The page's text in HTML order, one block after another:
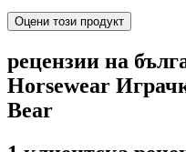
Оцени този продукт
рецензии на
Horsewear
Bear